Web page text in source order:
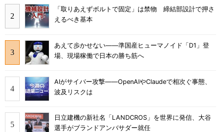
「取りあえずボルトで固定」は禁物 締結部設計で押さ
えるべき基本
あえて歩かせない――準国産ヒューマノイド「D1」登
場、現場稼働で日本の勝ち筋へ
AIがサイバー攻撃――OpenAIやClaudeで相次ぐ事態、
波及リスクは
日立建機の新社名「LANDCROS」を世界に発信、大谷
選手がブランドアンバサダー就任